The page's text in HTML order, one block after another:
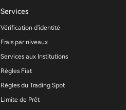
Services
Vérification d'identité
Frais par niveaux
Services aux Institutions
Règles Fiat
Régles du Trading Spot
Limite de Prêt